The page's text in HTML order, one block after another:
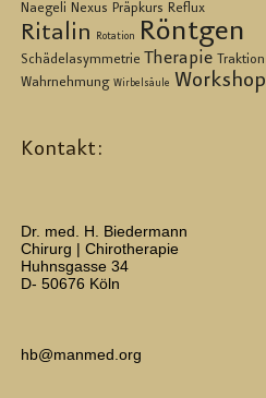
Naegeli Nexus Präpkurs Reflux
Ritalin Rotation Röntgen
Schädelasymmetrie Therapie Traktion
Wahrnehmung Wirbelsäule Workshop
Kontakt:
Dr. med. H. Biedermann
Chirurg | Chirotherapie
Huhnsgasse 34
D- 50676 Köln
hb@manmed.org